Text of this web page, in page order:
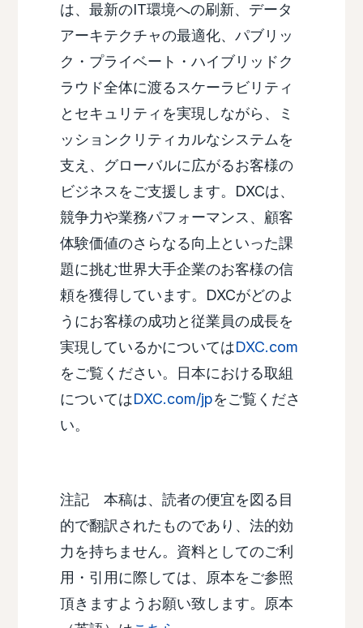
は、最新のIT環境への刷新、データ
アーキテクチャの最適化、パブリッ
ク・プライベート・ハイブリッドク
ラウド全体に渡るスケーラビリティ
とセキュリティを実現しながら、ミ
ッションクリティカルなシステムを
支え、グローバルに広がるお客様の
ビジネスをご支援します。DXCは、
競争力や業務パフォーマンス、顧客
体験価値のさらなる向上といった課
題に挑む世界大手企業のお客様の信
頼を獲得しています。DXCがどのよ
うにお客様の成功と従業員の成長を
実現しているかについてはDXC.com
をご覧ください。日本における取組
についてはDXC.com/jpをご覧くださ
い。
注記 本稿は、読者の便宜を図る目
的で翻訳されたものであり、法的効
力を持ちません。資料としてのご利
用・引用に際しては、原本をご参照
頂きますようお願い致します。原本